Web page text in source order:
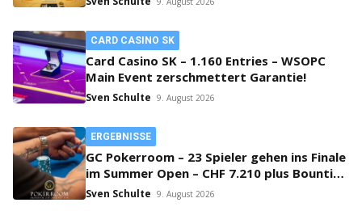
CARD CASINO SK
Card Casino SK – 1.160 Entries – WSOPC
Main Event zerschmettert Garantie!
Sven Schulte 9. August 2026
ERGEBNISSE
GC Pokerroom – 23 Spieler gehen ins Finale
im Summer Open – CHF 7.210 plus Bounties
on Top!
Sven Schulte 9. August 2026